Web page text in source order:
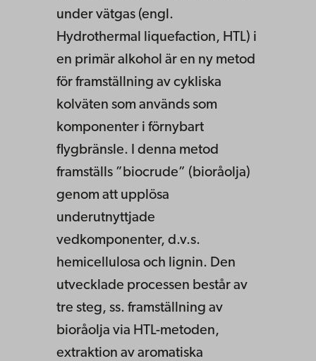
under vätgas (engl.
Hydrothermal liquefaction, HTL) i
en primär alkohol är en ny metod
för framställning av cykliska
kolväten som används som
komponenter i förnybart
flygbränsle. I denna metod
framställs ”biocrude” (bioråolja)
genom att upplösa
underutnyttjade
vedkomponenter, d.v.s.
hemicellulosa och lignin. Den
utvecklade processen består av
tre steg, ss. framställning av
bioråolja via HTL-metoden,
extraktion av aromatiska